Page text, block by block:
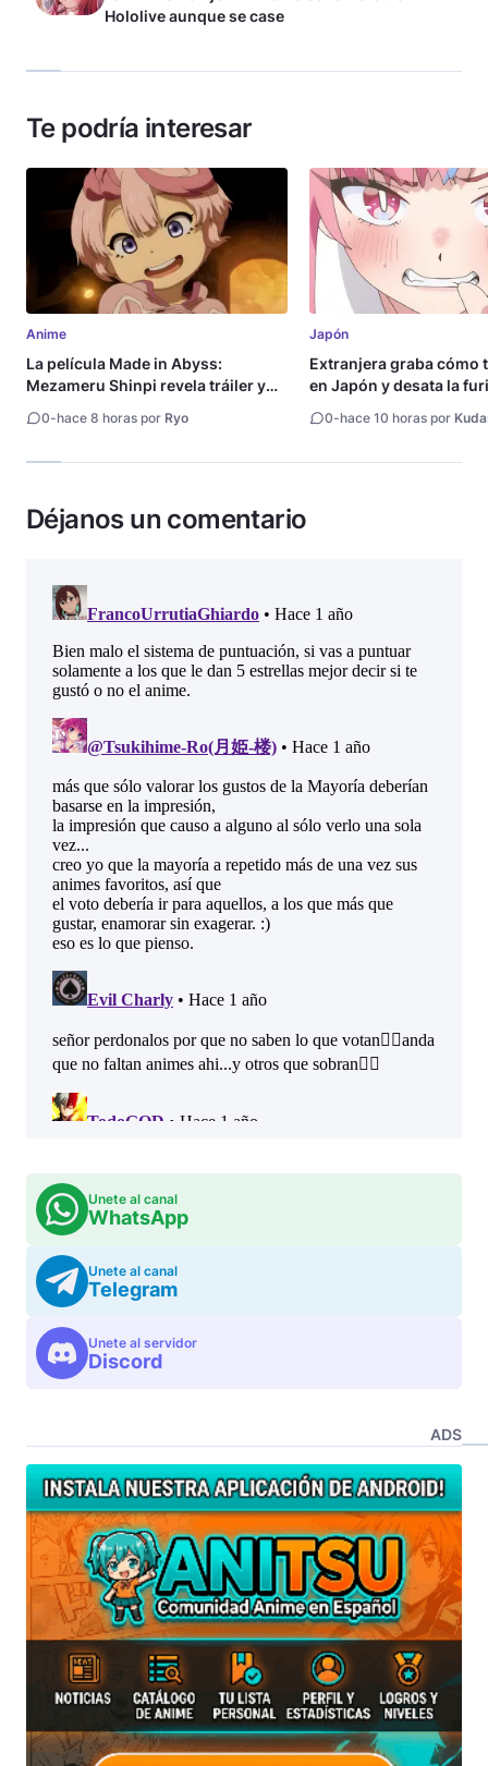
Hololive aunque se case
Te podría interesar
Anime
La película Made in Abyss:
Mezameru Shinpi revela tráiler y
0-hace 8 horas por Ryo
Japón
Extranjera graba cómo
en Japón y desata la
0-hace 10 horas por
Déjanos un comentario
Unete al canal
WhatsApp
Unete al canal
Telegram
Unete al servidor
Discord
ADS